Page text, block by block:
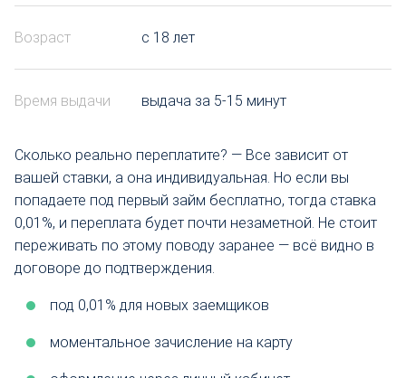
Возраст с 18 лет
Время выдачи выдача за 5-15 минут
Сколько реально переплатите? — Все зависит от
вашей ставки, а она индивидуальная. Но если вы
попадаете под первый займ бесплатно, тогда ставка
0,01%, и переплата будет почти незаметной. Не стоит
переживать по этому поводу заранее — всё видно в
договоре до подтверждения.
под 0,01% для новых заемщиков
моментальное зачисление на карту